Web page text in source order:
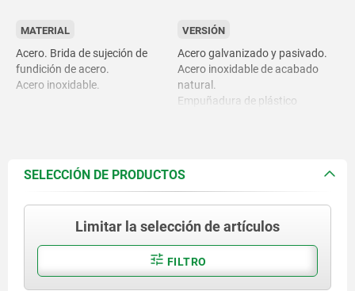
MATERIAL
Acero. Brida de sujeción de
fundición de acero.
Acero inoxidable.
VERSIÓN
Acero galvanizado y pasivado.
Acero inoxidable de acabado
natural.
Empuñadura de plástico
SELECCIÓN DE PRODUCTOS
Limitar la selección de artículos
FILTRO